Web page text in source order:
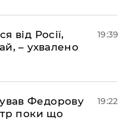
від Росії,
– ухвалено
19:39
Федорову
поки що
19:22